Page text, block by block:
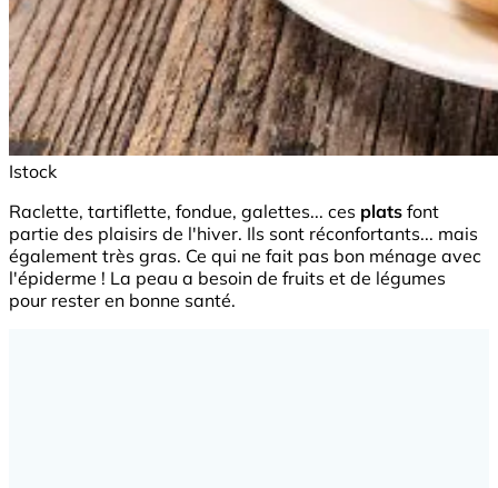
Istock
Raclette, tartiflette, fondue, galettes... ces plats font
partie des plaisirs de l'hiver. Ils sont réconfortants... mais
également très gras. Ce qui ne fait pas bon ménage avec
l'épiderme ! La peau a besoin de fruits et de légumes
pour rester en bonne santé.